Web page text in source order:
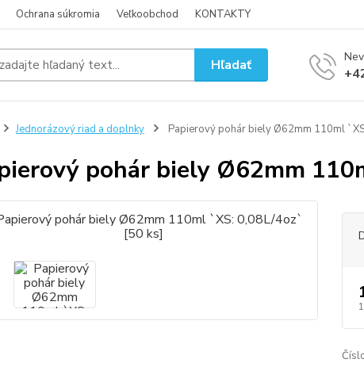
Ochrana súkromia Veľkoobchod KONTAKTY
Hľadať
Jednorázový riad a doplnky Papierový pohár biely Ø62mm 110ml
pohár biely Ø62mm